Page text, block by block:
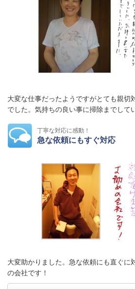
大変な仕事だったようですがとても親切
でした。気持ちの良い事に掃除までして
丁寧な対応に感動！
急な依頼にもすぐ対応
大変助かりました。急な依頼にも直ぐに
の会社です！